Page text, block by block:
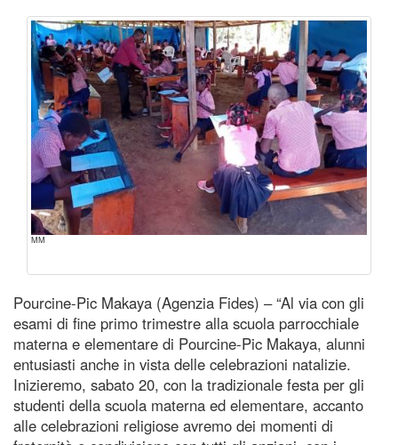
MM
Pourcine-Pic Makaya (Agenzia Fides) – “Al via con gli
esami di fine primo trimestre alla scuola parrocchiale
materna e elementare di Pourcine-Pic Makaya, alunni
entusiasti anche in vista delle celebrazioni natalizie.
Inizieremo, sabato 20, con la tradizionale festa per gli
studenti della scuola materna ed elementare, accanto
alle celebrazioni religiose avremo dei momenti di